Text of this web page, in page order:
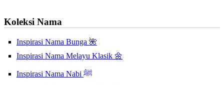
Koleksi Nama
Inspirasi Nama Bunga 🌺
Inspirasi Nama Melayu Klasik 🌼
Inspirasi Nama Nabi ﷺ